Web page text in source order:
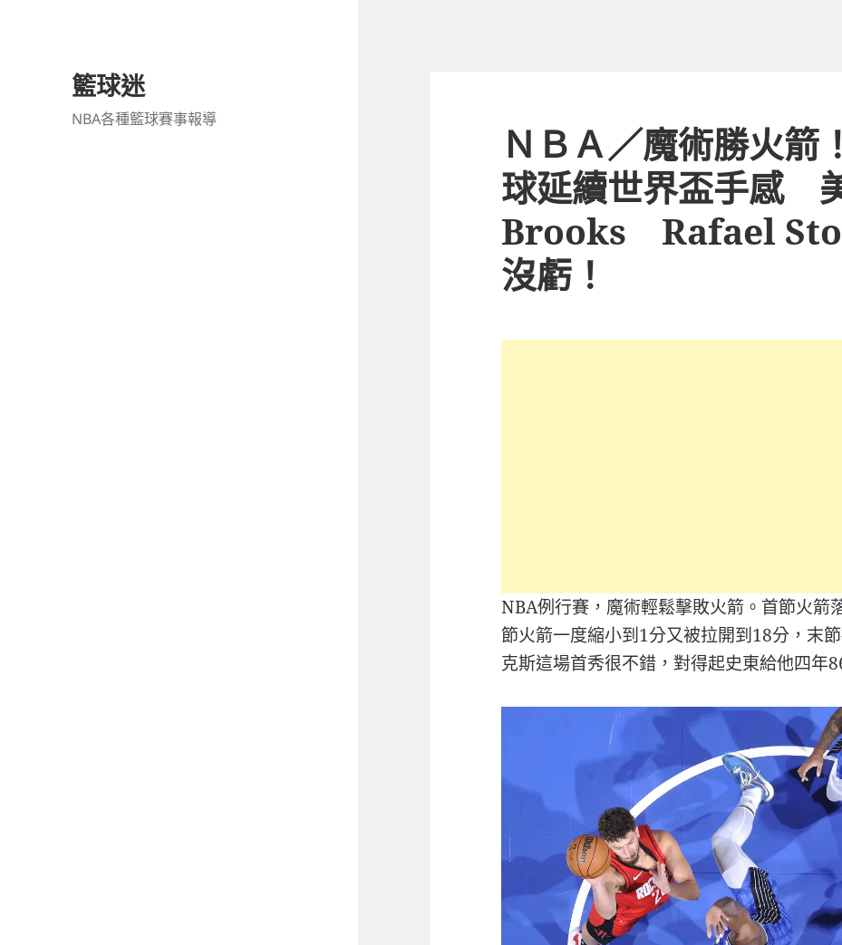
籃球迷
NBA各種籃球賽事報導
ＮＢＡ／魔術勝火箭
球延續世界盃手感
Brooks Rafael
沒虧！
NBA例行賽，魔術輕鬆擊敗火箭。首節火箭
節火箭一度縮小到1分又被拉開到18分，末
克斯這場首秀很不錯，對得起史東給他四年